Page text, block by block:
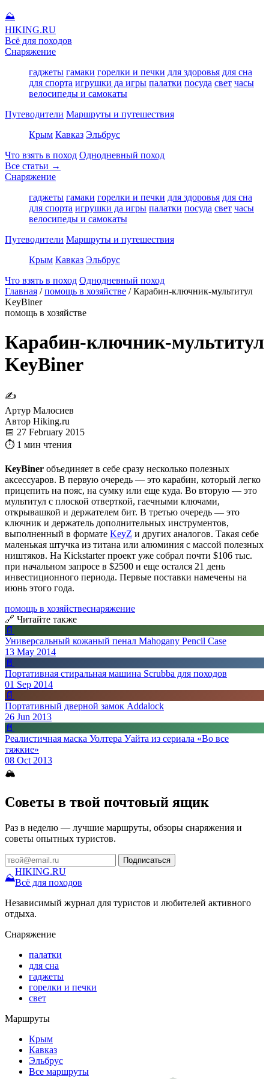
⛰
HIKING.RU
Всё для походов
Снаряжение
гаджеты гамаки горелки и печки для здоровья для сна
для спорта игрушки да игры палатки посуда свет часы
велосипеды и самокаты
Путеводители Маршруты и путешествия
Крым Кавказ Эльбрус
Что взять в поход Однодневный поход
Все статьи →
Снаряжение
гаджеты гамаки горелки и печки для здоровья для сна
для спорта игрушки да игры палатки посуда свет часы
велосипеды и самокаты
Путеводители Маршруты и путешествия
Крым Кавказ Эльбрус
Что взять в поход Однодневный поход
Главная / помощь в хозяйстве / Карабин-ключник-мультитул
KeyBiner
помощь в хозяйстве
Карабин-ключник-мультитул
KeyBiner
✍
Артур Малосиев
Автор Hiking.ru
📅 27 February 2015
⏱ 1 мин чтения
KeyBiner объединяет в себе сразу несколько полезных
аксессуаров. В первую очередь — это карабин, который легко
прицепить на пояс, на сумку или еще куда. Во вторую — это
мультитул с плоской отверткой, гаечными ключами,
открывашкой и держателем бит. В третью очередь — это
ключник и держатель дополнительных инструментов,
выполненный в формате KeyZ и других аналогов. Такая себе
маленькая штучка из титана или алюминия с массой полезных
ништяков. На Kickstarter проект уже собрал почти $106 тыс.
при начальном запросе в $2500 и еще остался 21 день
инвестиционного периода. Первые поставки намечены на
июнь этого года.
помощь в хозяйствеснаряжение
🔗 Читайте также
📄
Универсальный кожаный пенал Mahogany Pencil Case
13 May 2014
📄
Портативная стиральная машина Scrubba для походов
01 Sep 2014
📄
Портативный дверной замок Addalock
26 Jun 2013
📄
Реалистичная маска Уолтера Уайта из сериала «Во все
тяжкие»
08 Oct 2013
🏔
Советы в твой почтовый ящик
Раз в неделю — лучшие маршруты, обзоры снаряжения и
советы опытных туристов.
Подписаться
⛰
HIKING.RU
Всё для походов
Независимый журнал для туристов и любителей активного
отдыха.
Снаряжение
палатки
для сна
гаджеты
горелки и печки
свет
Маршруты
Крым
Кавказ
Эльбрус
Все маршруты